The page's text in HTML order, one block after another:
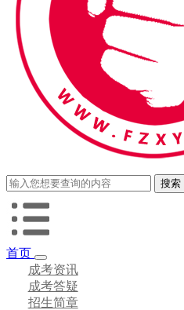
首页
成考资讯
成考答疑
招生简章